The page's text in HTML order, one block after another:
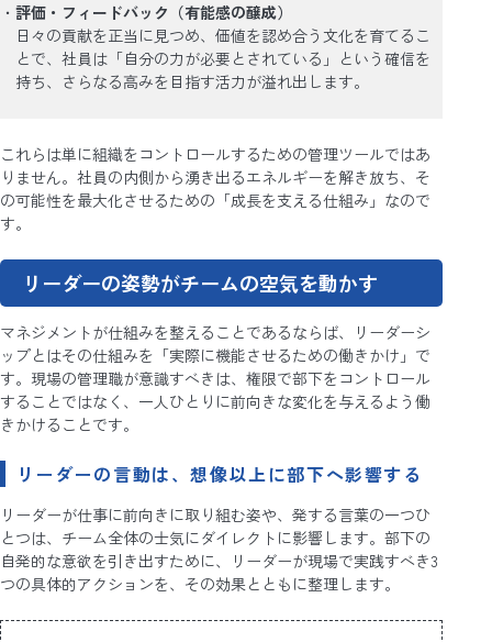
評価・フィードバック（有能感の醸成）
日々の貢献を正当に見つめ、価値を認め合う文化を育てるこ
とで、社員は「自分の力が必要とされている」という確信を
持ち、さらなる高みを目指す活力が溢れ出します。
これらは単に組織をコントロールするための管理ツールではあ
りません。社員の内側から湧き出るエネルギーを解き放ち、そ
の可能性を最大化させるための「成長を支える仕組み」なので
す。
リーダーの姿勢がチームの空気を動かす
マネジメントが仕組みを整えることであるならば、リーダーシ
ップとはその仕組みを「実際に機能させるための働きかけ」で
す。現場の管理職が意識すべきは、権限で部下をコントロール
することではなく、一人ひとりに前向きな変化を与えるよう働
きかけることです。
リーダーの言動は、想像以上に部下へ影響する
リーダーが仕事に前向きに取り組む姿や、発する言葉の一つひ
とつは、チーム全体の士気にダイレクトに影響します。部下の
自発的な意欲を引き出すために、リーダーが現場で実践すべき3
つの具体的アクションを、その効果とともに整理します。